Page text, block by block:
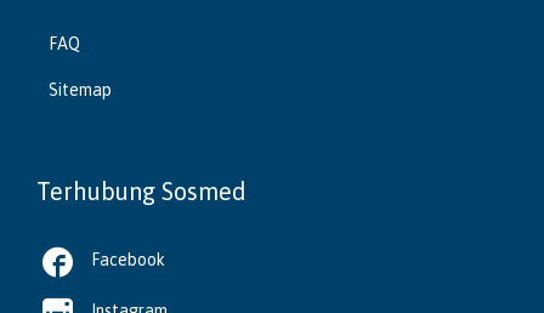
FAQ
Sitemap
Terhubung Sosmed
 Facebook